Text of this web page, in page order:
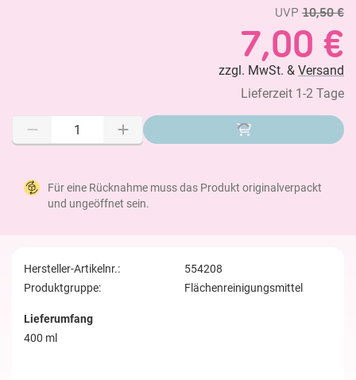
UVP 10,50 €
7,00 €
zzgl. MwSt. & Versand
Lieferzeit 1-2 Tage
Für eine Rücknahme muss das Produkt originalverpackt
und ungeöffnet sein.
Hersteller-Artikelnr.:
554208
Produktgruppe:
Flächenreinigungsmittel
Lieferumfang
400 ml